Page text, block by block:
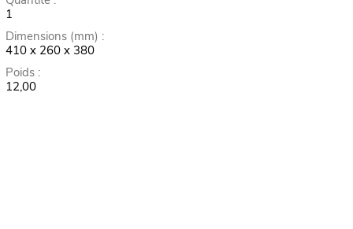
1
Dimensions (mm) :
410 x 260 x 380
Poids :
12,00